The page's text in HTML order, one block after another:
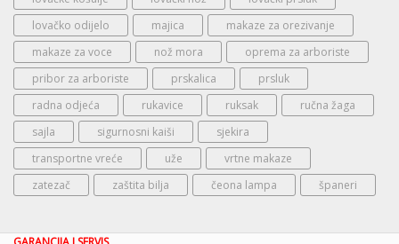
lovačko odijelo
majica
makaze za orezivanje
makaze za voce
nož mora
oprema za arboriste
pribor za arboriste
prskalica
prsluk
radna odjeća
rukavice ruksak
ručna žaga
sajla
sigurnosni kaiši
sjekira
transportne vreće
uže
vrtne makaze
zatezač
zaštita bilja čeona lampa španeri